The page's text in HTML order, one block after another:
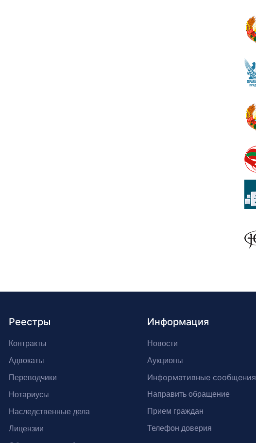
Реестры
Контракты
Адвокаты
Переводчики
Нотариусы
Наследственные дела
Лицензии
Информация
Новости
Аукционы
Информативные сообщения
Направить обращение
Прием граждан
Телефон доверия